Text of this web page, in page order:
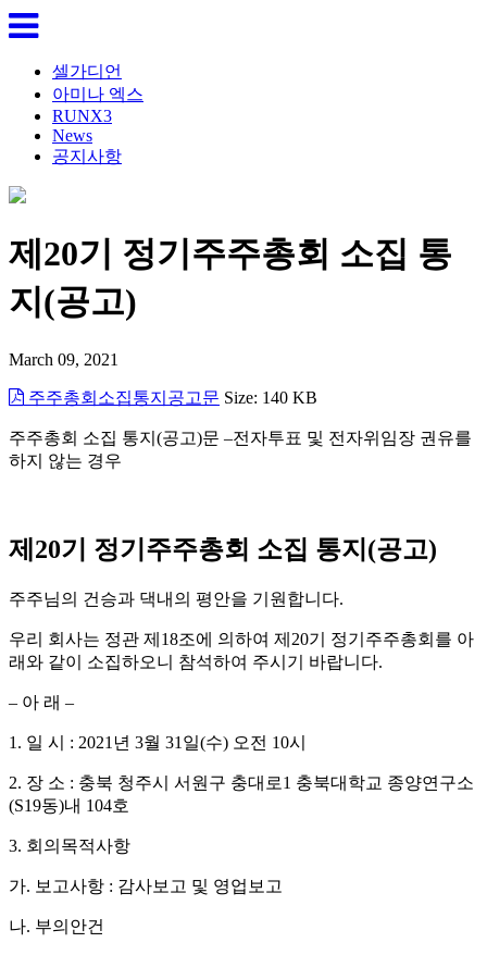
셀가디언
아미나 엑스
RUNX3
News
공지사항
제20기 정기주주총회 소집 통
지(공고)
March 09, 2021
주주총회소집통지공고문 Size: 140 KB
주주총회 소집 통지 (공고)문 –전자투표 및 전자위임장 권유를
하지 않는 경우
제 20기 정기주주총회 소집 통지 (공고)
주주님의 건승과 댁내의 평안을 기원합니다.
우리 회사는 정관 제 18조에 의하여 제 20기 정기주주총회를 아
래와 같이 소집하오니 참석하여 주시기 바랍니다.
– 아 래 –
1. 일 시 : 2021 년 3월 31 일(수) 오전 10시
2. 장 소 : 충북 청주시 서원구 충대로1 충북대학교 종양연구소
(S19동)내 104호
3. 회의목적사항
가. 보고사항 : 감사보고 및 영업보고
나. 부의안건